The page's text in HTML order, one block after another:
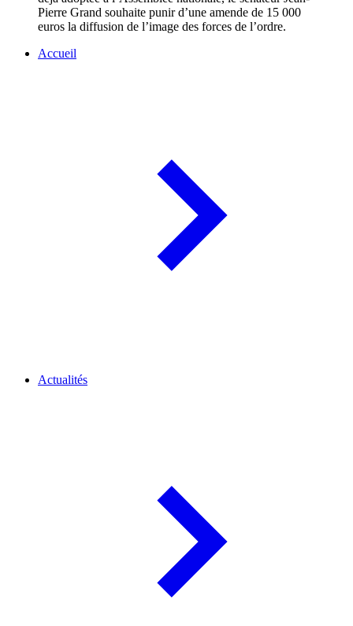
Pierre Grand souhaite punir d’une amende de 15 000
euros la diffusion de l’image des forces de l’ordre.
Accueil
Actualités